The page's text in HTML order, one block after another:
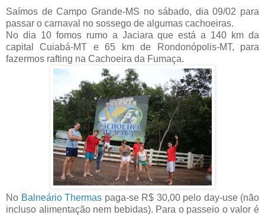
Saímos de Campo Grande-MS no sábado, dia 09/02 para
passar o carnaval no sossego de algumas cachoeiras.
No dia 10 fomos rumo a Jaciara que está a 140 km da
capital Cuiabá-MT e 65 km de Rondonópolis-MT, para
fazermos rafting na Cachoeira da Fumaça.
No Balneário Thermas paga-se R$ 30,00 pelo day-use (não
incluso alimentação nem bebidas). Para o passeio o valor é